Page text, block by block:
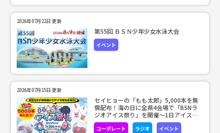
第55回 ＢＳＮ少年少女水泳大会
イベント
2026年07月22日 更新
セイヒョーの「もも太郎」5,000本を無
償配布！海の日に全県4会場で「BSNラ
ジオアイス祭り」を開催～1日アイス特
集の放送で熱中症予防を呼びかけ～
コーポレート ラジオ イベント
2026年07月15日 更新